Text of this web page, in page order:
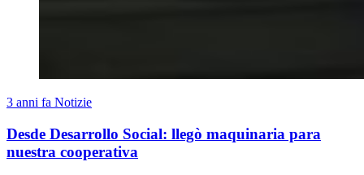
3 anni fa Notizie
Desde Desarrollo Social: llegò maquinaria para
nuestra cooperativa